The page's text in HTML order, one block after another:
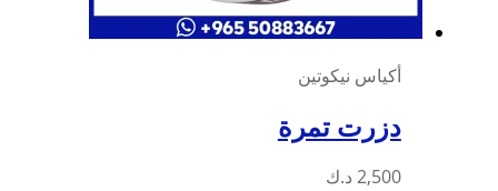
أكياس نيكوتين
دزرت تمرة
2,500 د.ك